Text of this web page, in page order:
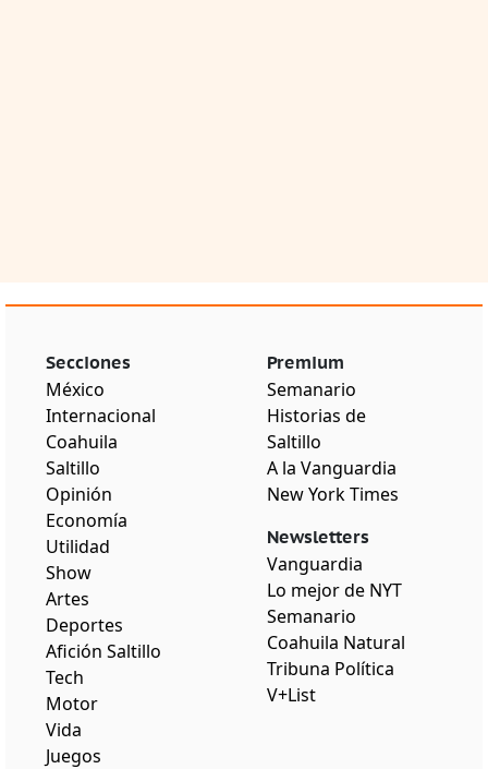
Secciones
México
Internacional
Coahuila
Saltillo
Opinión
Economía
Utilidad
Show
Artes
Deportes
Afición Saltillo
Tech
Motor
Vida
Juegos
Premium
Semanario
Historias de
Saltillo
A la Vanguardia
New York Times
Newsletters
Vanguardia
Lo mejor de NYT
Semanario
Coahuila Natural
Tribuna Política
V+List